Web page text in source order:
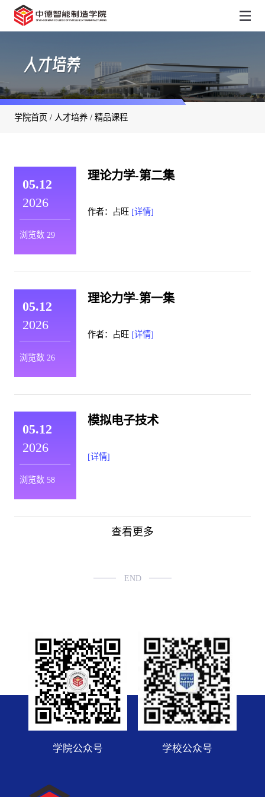
人才培养
学院首页 / 人才培养/ 精品课程
05.12
2026
浏览数 29
理论力学-第二集
作者：占旺 [详情]
05.12
2026
浏览数 26
理论力学-第一集
作者：占旺 [详情]
05.12
2026
浏览数 58
模拟电子技术
[详情]
查看更多
END
学院公众号 学校公众号